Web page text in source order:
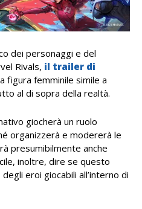
dei personaggi e del
Rivals, il trailer di
figura femminile simile a
al di sopra della realtà.
giocherà un ruolo
organizzerà e modererà le
presumibilmente anche
inoltre, dire se questo
eroi giocabili all’interno di